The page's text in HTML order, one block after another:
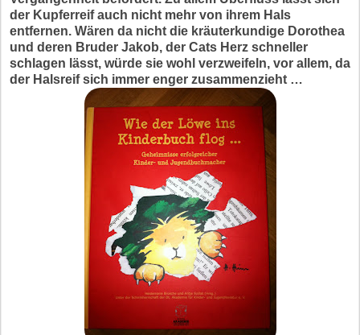
der Kupferreif auch nicht mehr von ihrem Hals
entfernen. Wären da nicht die kräuter­kundige Dorothea
und deren Bruder Jakob, der Cats Herz schneller
schlagen lässt, würde sie wohl verzweifeln, vor allem, da
der Halsreif sich immer enger zusammenzieht …